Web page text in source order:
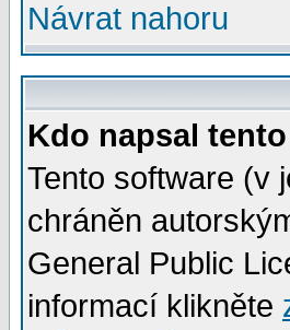
Návrat nahoru
Kdo napsal
Tento software (v
chráněn
General Public
informací klikněte